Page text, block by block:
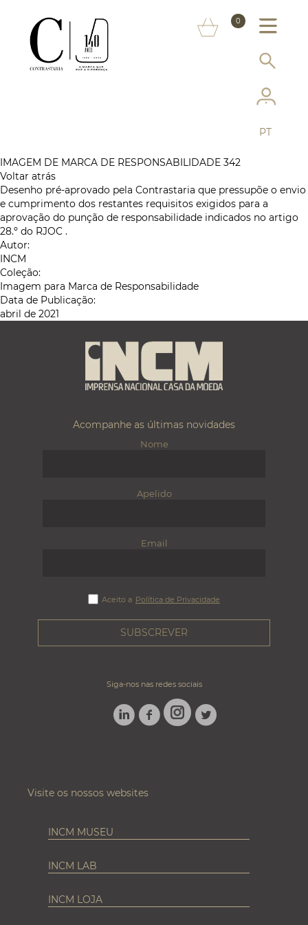
0
INFORMAÇÃO AO CONSUMIDOR
SERVIÇOS
LOJA ONLINE
PT
IMAGEM DE MARCA DE RESPONSABILIDADE 342
Voltar atrás
Desenho pré-aprovado pela Contrastaria que pressupõe o envio
e cumprimento dos restantes requisitos exigidos para a
aprovação do punção de responsabilidade indicados no artigo
28.º do RJOC .
Autor:
INCM
Coleção:
Imagem para Marca de Responsabilidade
Data de Publicação:
abril de 2021
Acompanhe as últimas novidades
Nome
Apelido
Email
Aceito a Política de Privacidade
Siga-nos nas redes sociais
LINKEDINFACEBOOK
INSTAGRAM
TWITTER
Visite os nossos websites
INCM MUSEU
INCM LAB
INCM LOJA